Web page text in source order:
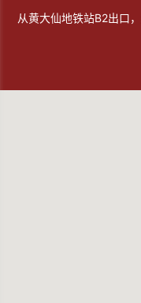
从黄大仙地铁站B2出口